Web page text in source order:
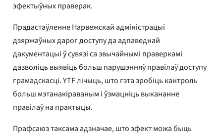
эфектыўных праверак.
Прадастаўленне Нарвежскай адміністрацыі
дзяржаўных дарог доступу да адпаведнай
дакументацыі ў сувязі са звычайнымі праверкамі
дазволіць выявіць больш парушэнняў правілаў доступу
грамадскасці. YTF лічыць, што гэта зробіць кантроль
больш мэтанакіраваным і ўзмацніць выкананне
правілаў на практыцы.
Прафсаюз таксама адзначае, што эфект можа быць